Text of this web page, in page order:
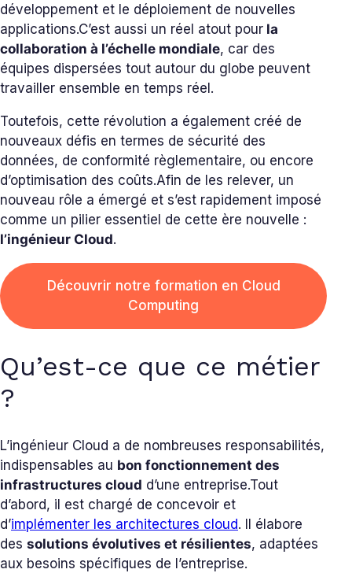
développement et le déploiement de nouvelles
applications.C’est aussi un réel atout pour la
collaboration à l’échelle mondiale, car des
équipes dispersées tout autour du globe peuvent
travailler ensemble en temps réel.
Toutefois, cette révolution a également créé de
nouveaux défis en termes de sécurité des
données, de conformité règlementaire, ou encore
d’optimisation des coûts.Afin de les relever, un
nouveau rôle a émergé et s’est rapidement imposé
comme un pilier essentiel de cette ère nouvelle :
l’ingénieur Cloud.
Découvrir notre formation en Cloud
Computing
Qu’est-ce que ce métier
?
L’ingénieur Cloud a de nombreuses responsabilités,
indispensables au bon fonctionnement des
infrastructures cloud d’une entreprise.Tout
d’abord, il est chargé de concevoir et
d’implémenter les architectures cloud. Il élabore
des solutions évolutives et résilientes, adaptées
aux besoins spécifiques de l’entreprise.